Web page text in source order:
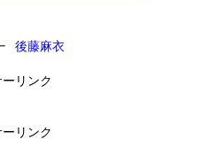
後藤麻衣
リンク
リンク